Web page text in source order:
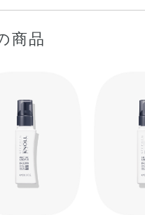
【一日中まとまる♡熱か
ら守り美髪に！】 …
商品